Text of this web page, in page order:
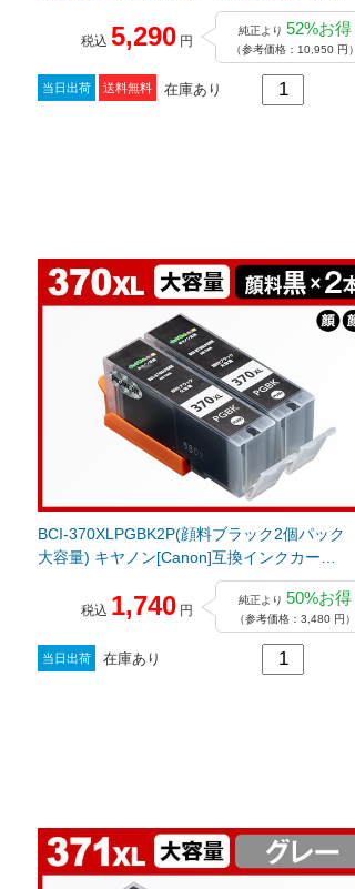
ブラック1個) キヤノン[Canon]互換インクカ
ートリッジ
税込 5,290 円
純正より 52%お得
（参考価格：10,950 円）
当日出荷 送料無料 在庫あり
BCI-370XLPGBK2P(顔料ブラック2個パック
大容量) キヤノン[Canon]互換インクカート
税込 1,740 円
純正より 50%お得
（参考価格：3,480 円）
当日出荷 在庫あり